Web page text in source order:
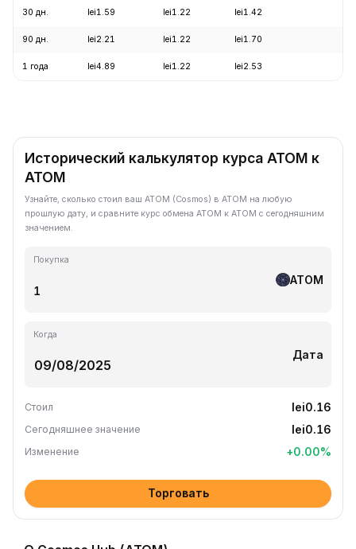
30 дн. lei1.59 lei1.22 lei1.42
90 дн. lei2.21 lei1.22 lei1.70
1 года lei4.89 lei1.22 lei2.53
Исторический калькулятор курса ATOM к
ATOM
Узнайте, сколько стоил ваш ATOM (Cosmos) в ATOM на любую
прошлую дату, и сравните курс обмена ATOM к ATOM с сегодняшним
значением.
Покупка
ATOM
Когда
Дата
Стоил lei0.16
Сегодняшнее значение lei0.16
Изменение +0.00%
Торговать